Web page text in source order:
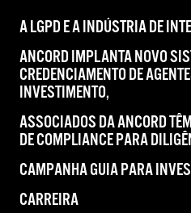
A LGPD E A INDÚSTRIA DE
ANCORD IMPLANTA NOVO
CREDENCIAMENTO DE
INVESTIMENTO,
ASSOCIADOS DA ANCORD
DE COMPLIANCE PARA
CAMPANHA GUIA PARA
CARREIRA